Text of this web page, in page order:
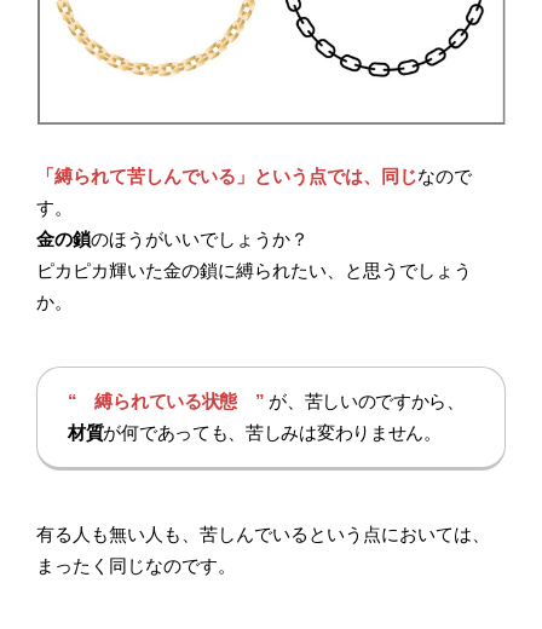
「縛られて苦しんでいる」という点では、同じなので
す。
金の鎖のほうがいいでしょうか？
ピカピカ輝いた金の鎖に縛られたい、と思うでしょう
か。
“ 縛られている状態 ” が、苦しいのですから、
材質が何であっても、苦しみは変わりません。
有る人も無い人も、苦しんでいるという点においては、
まったく同じなのです。